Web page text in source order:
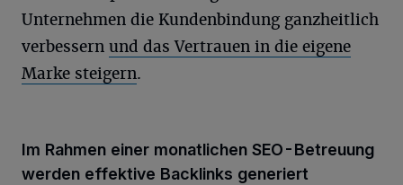
Unternehmen die Kundenbindung ganzheitlich
verbessern und das Vertrauen in die eigene
Marke steigern.
Im Rahmen einer monatlichen SEO-Betreuung
werden effektive Backlinks generiert